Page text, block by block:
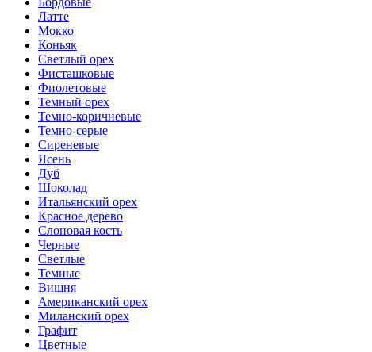
Латте
Мокко
Коньяк
Светлый орех
Фисташковые
Фиолетовые
Темный орех
Темно-коричневые
Темно-серые
Сиреневые
Ясень
Дуб
Шоколад
Итальянский орех
Красное дерево
Слоновая кость
Черные
Светлые
Темные
Вишня
Американский орех
Миланский орех
Графит
Цветные